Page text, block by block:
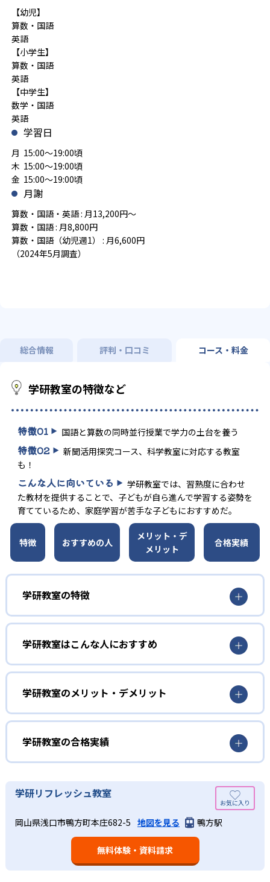
【幼児】
算数・国語
英語
【小学生】
算数・国語
英語
【中学生】
数学・国語
英語
学習日
月 15:00～19:00頃
木 15:00～19:00頃
金 15:00～19:00頃
月謝
算数・国語・英語 : 月13,200円～
算数・国語 : 月8,800円
算数・国語（幼児週1） : 月6,600円
（2024年5月調査）
総合情報 評判・口コミ コース・料金
学研教室の特徴など
特徴01 国語と算数の同時並行授業で学力の土台を養う
特徴02
新聞活用探究コース、科学教室に対応する教室
も！
こんな人に向いている
学研教室では、習熟度に合わせ
た教材を提供することで、子どもが自ら進んで学習する姿勢を
育てているため、家庭学習が苦手な子どもにおすすめだ。
特徴 おすすめの人
メリット・デ
メリット
合格実績
学研教室の特徴
01
3歳から高校生まで「無学年方式」で個別指導
学研教室は、0･1･2歳から高校生までを対象として個別指導
解度を最優先して学習を進める「無学年方式」を採用して
いることが特徴だ。この「無学年方式」では、生徒が個々
のペースで学習することができるため、一度立ち止まって
わからないところをしっかり学習したり、余裕がある場合
はどんどん先取り学習を進めたりすることも可能である。
02
生徒それぞれに最適化された学習計画を設計
学研教室の個別指導では、生徒一人ひとりの学力／適性を
しっかり把握した上で学習の出発点を定め、生徒に最適化
された学習計画を設計する。また、生徒それぞれに最適な
教材を提供すると共に、適切なアドバイスも実施。少しず
つレベルアップするスモールステップの教材となっている
学研教室はこんな人におすすめ
勉強全体の底力を上げたい人向け
学研教室は、生徒の「わかった！」を重視する形で個別指
導を行っている。無理なく学習を進められるよう「無学年
方式」を採用しており、わからない問題がある場合は立ち
知識の量などで測りやすい「見える力」だけでなく、学習
に向いている。
算数（数学）と国語の基礎力を上げたい人向け
学研教室では、算数（数学）と国語を全ての教科の基礎に
なるものと考え、その指導を重視している。算数（数学）
では筋道を立てて考える力の育成を、国語では全ての学力
の土台となる「読む力」「書く力」の育成に力を入れてい
学研教室のメリット・デメリット
学研教室の合格実績
学研教室の合格実績は、公式サイトでは公開されていな
い。
学研リフレッシュ教室
岡山県浅口市鴨方町本庄682-5 地図を見る 鴨方駅
無料体験・資料請求